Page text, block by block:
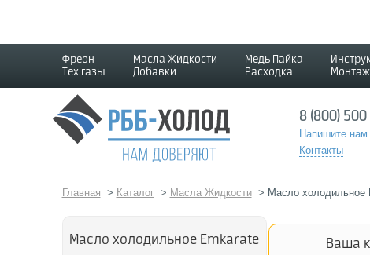
Фреон
Тех.газы
Масла Жидкости
Добавки
Медь Пайка
Расходка
8 (800)
Напишите нам
Контакты
Главная > Каталог > Масла Жидкости > Масло холодильное
Масло холодильное Emkarate Ваша